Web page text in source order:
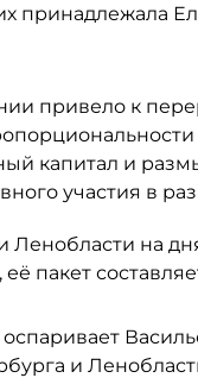
принадлежала
привело к
капитал и
участия в
на
пакет
и